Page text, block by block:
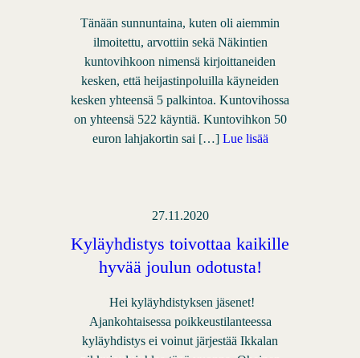
Tänään sunnuntaina, kuten oli aiemmin
ilmoitettu, arvottiin sekä Näkintien
kuntovihkoon nimensä kirjoittaneiden
kesken, että heijastinpoluilla käyneiden
kesken yhteensä 5 palkintoa. Kuntovihossa
on yhteensä 522 käyntiä. Kuntovihkon 50
euron lahjakortin sai […] Lue lisää
27.11.2020
Kyläyhdistys toivottaa kaikille
hyvää joulun odotusta!
Hei kyläyhdistyksen jäsenet!
Ajankohtaisessa poikkeustilanteessa
kyläyhdistys ei voinut järjestää Ikkalan